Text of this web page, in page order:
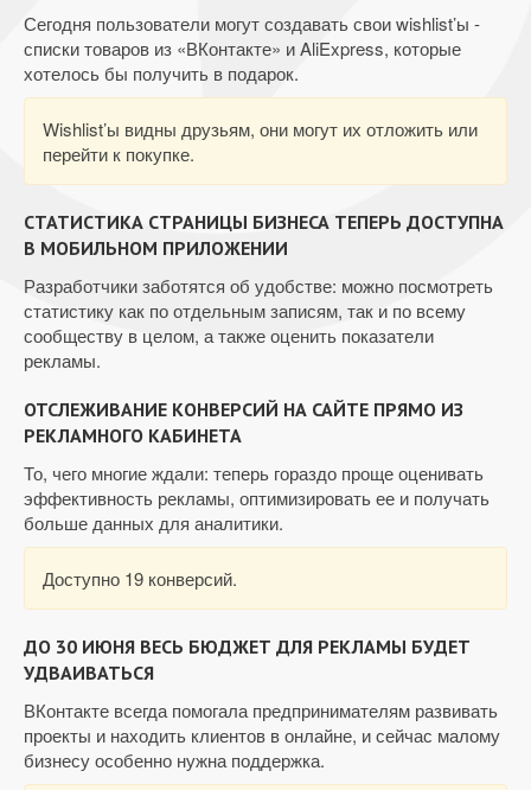
Сегодня пользователи могут создавать свои wishlist’ы -
списки товаров из «ВКонтакте» и AliExpress, которые
хотелось бы получить в подарок.
Wishlist’ы видны друзьям, они могут их отложить или
перейти к покупке.
СТАТИСТИКА СТРАНИЦЫ БИЗНЕСА ТЕПЕРЬ ДОСТУПНА
В МОБИЛЬНОМ ПРИЛОЖЕНИИ
Разработчики заботятся об удобстве: можно посмотреть
статистику как по отдельным записям, так и по всему
сообществу в целом, а также оценить показатели
рекламы.
ОТСЛЕЖИВАНИЕ КОНВЕРСИЙ НА САЙТЕ ПРЯМО ИЗ
РЕКЛАМНОГО КАБИНЕТА
То, чего многие ждали: теперь гораздо проще оценивать
эффективность рекламы, оптимизировать ее и получать
больше данных для аналитики.
Доступно 19 конверсий.
ДО 30 ИЮНЯ ВЕСЬ БЮДЖЕТ ДЛЯ РЕКЛАМЫ БУДЕТ
УДВАИВАТЬСЯ
ВКонтакте всегда помогала предпринимателям развивать
проекты и находить клиентов в онлайне, и сейчас малому
бизнесу особенно нужна поддержка.